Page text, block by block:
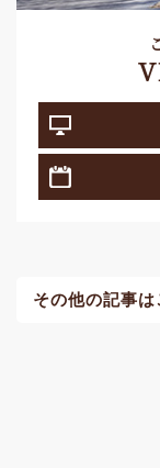
その他の記事は